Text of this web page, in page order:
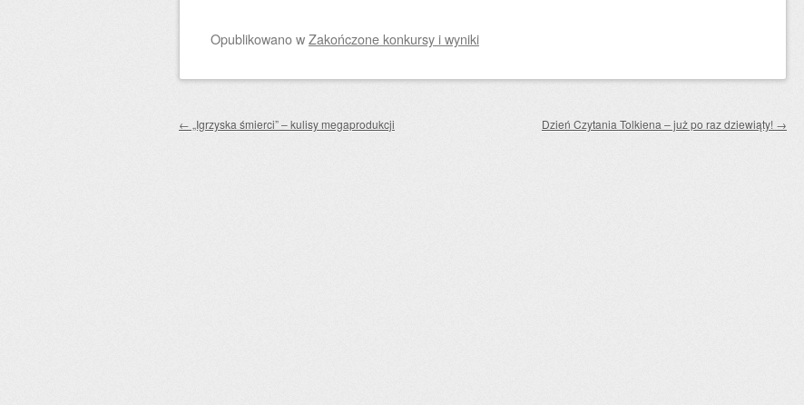
OpublikowanowZakończone konkursy i wyniki
Zobacz wpisy
← „Igrzyska śmierci” – kulisy megaprodukcji Dzień Czytania Tolkiena – już po raz dziewiąty! →